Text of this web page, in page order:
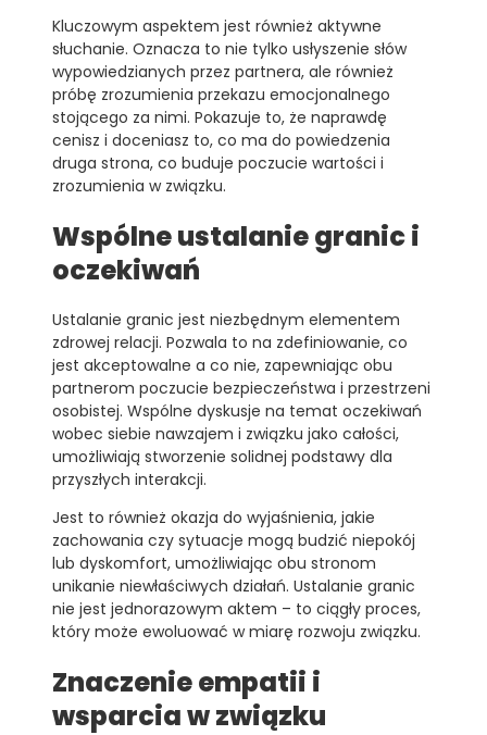
Kluczowym aspektem jest również aktywne
słuchanie. Oznacza to nie tylko usłyszenie słów
wypowiedzianych przez partnera, ale również
próbę zrozumienia przekazu emocjonalnego
stojącego za nimi. Pokazuje to, że naprawdę
cenisz i doceniasz to, co ma do powiedzenia
druga strona, co buduje poczucie wartości i
zrozumienia w związku.
Wspólne ustalanie granic i
oczekiwań
Ustalanie granic jest niezbędnym elementem
zdrowej relacji. Pozwala to na zdefiniowanie, co
jest akceptowalne a co nie, zapewniając obu
partnerom poczucie bezpieczeństwa i przestrzeni
osobistej. Wspólne dyskusje na temat oczekiwań
wobec siebie nawzajem i związku jako całości,
umożliwiają stworzenie solidnej podstawy dla
przyszłych interakcji.
Jest to również okazja do wyjaśnienia, jakie
zachowania czy sytuacje mogą budzić niepokój
lub dyskomfort, umożliwiając obu stronom
unikanie niewłaściwych działań. Ustalanie granic
nie jest jednorazowym aktem – to ciągły proces,
który może ewoluować w miarę rozwoju związku.
Znaczenie empatii i
wsparcia w związku